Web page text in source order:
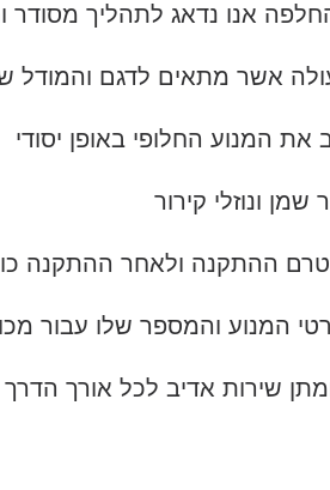
אנו נדאג לתהליך מסודר
אשר מתאים לדגם
את המנוע החלופי באופן יסודי
ונוזלי קירור
ההתקנה ולאחר ההתקנה
המנוע והמספר שלו עבור
שירות אדיב לכל אורך